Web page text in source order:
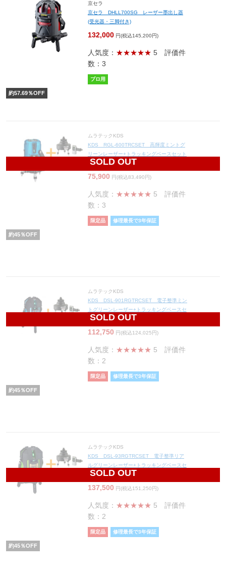
京セラ
京セラ DHLL700SG レーザー墨出し器
(受光器・三脚付き)
132,000 円(税込145,200円)
人気度： ★★★★★ 5 評価件
数：3
プロ用
約57.69％OFF
SOLD OUT
ムラテックKDS
KDS RGL-600TRCSET 高輝度ミントグ
リーンレーザー+トラッキングベースセット
(受光器付/三脚別売)【数量限定品】
75,900 円(税込83,490円)
人気度： ★★★★★ 5 評価件
数：3
限定品 修理最長で3年保証
約45％OFF
SOLD OUT
ムラテックKDS
KDS DSL-901RGTRCSET 電子整準ミン
トグリーンレーザー+トラッキングベースセ
ット(受光器付/三脚別売)【数量限定品】
112,750 円(税込124,025円)
人気度： ★★★★★ 5 評価件
数：2
限定品 修理最長で3年保証
約45％OFF
SOLD OUT
ムラテックKDS
KDS DSL-93RGTRCSET 電子整準リア
ルグリーンレーザー+トラッキングベースセ
ット(受光器付/三脚別売)【数量限定品】
137,500 円(税込151,250円)
人気度： ★★★★★ 5 評価件
数：2
限定品 修理最長で3年保証
約45％OFF